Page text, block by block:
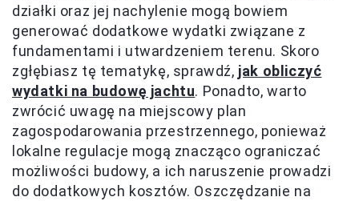
działki oraz jej nachylenie mogą bowiem
generować dodatkowe wydatki związane z
fundamentami i utwardzeniem terenu. Skoro
zgłębiasz tę tematykę, sprawdź, jak obliczyć
wydatki na budowę jachtu. Ponadto, warto
zwrócić uwagę na miejscowy plan
zagospodarowania przestrzennego, ponieważ
lokalne regulacje mogą znacząco ograniczać
możliwości budowy, a ich naruszenie prowadzi
do dodatkowych kosztów. Oszczędzanie na